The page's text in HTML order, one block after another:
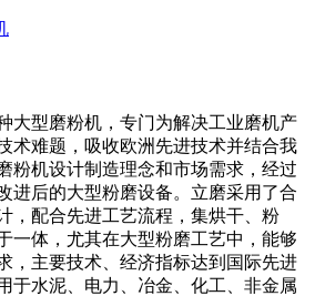
大型磨粉机，专门为解决工业磨机产
术难题，吸收欧洲先进技术并结合我
粉机设计制造理念和市场需求，经过
进后的大型粉磨设备。立磨采用了合
，配合先进工艺流程，集烘干、粉
一体，尤其在大型粉磨工艺中，能够
，主要技术、经济指标达到国际先进
于水泥、电力、冶金、化工、非金属